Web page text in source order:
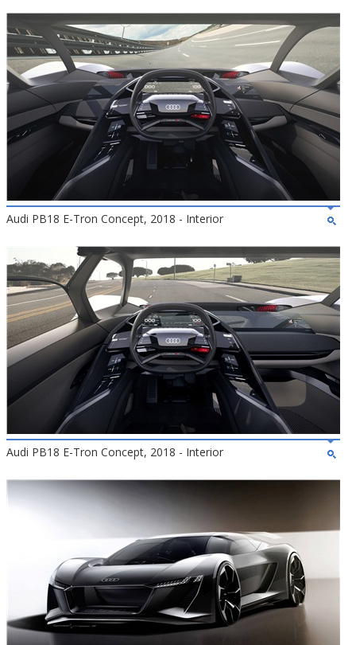
Audi PB18 E-Tron Concept, 2018 - Interior
Audi PB18 E-Tron Concept, 2018 - Interior